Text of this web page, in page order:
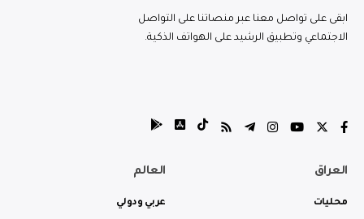
ابقى على تواصل معنا عبر منصاتنا على التواصل
الاجتماعي وتطبيق الرشيد على الهواتف الذكية.
العراق
محليات
العالم
عربي ودولي